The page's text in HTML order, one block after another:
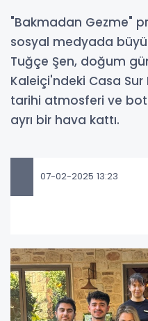
"Bakmadan Gezme"
sosyal medyada
Tuğçe Şen, doğum
Kaleiçi'ndeki Casa
tarihi atmosferi ve
ayrı bir hava kattı.
07-02-2025 13:23